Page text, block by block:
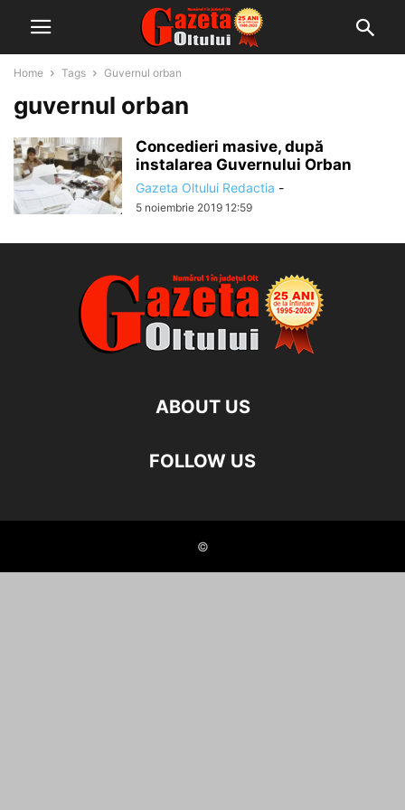
Home Tags Guvernul orban
guvernul orban
Concedieri masive, după
instalarea Guvernului Orban
Gazeta Oltului Redactia -
5 noiembrie 2019 12:59
ABOUT US
FOLLOW US
©